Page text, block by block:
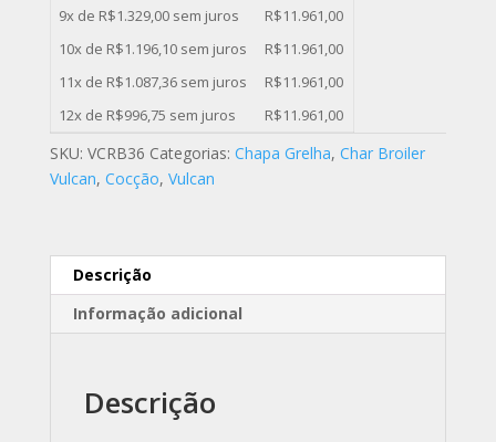
9x de R$1.329,00 sem juros R$11.961,00
10x de R$1.196,10 sem juros R$11.961,00
11x de R$1.087,36 sem juros R$11.961,00
12x de R$996,75 sem juros R$11.961,00
SKU: VCRB36 Categorias: Chapa Grelha, Char Broiler
Vulcan, Cocção, Vulcan
Descrição
Informação adicional
Descrição